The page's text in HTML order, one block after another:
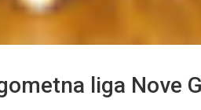
liga Nove